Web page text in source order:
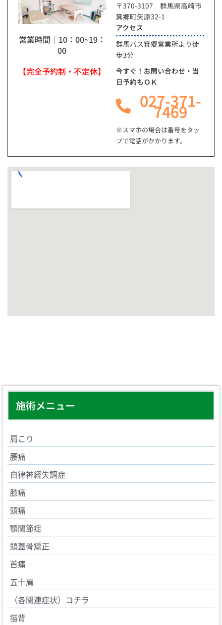
施術メニュー
肩こり
腰痛
自律神経失調症
膝痛
頭痛
顎関節症
頭蓋骨矯正
首痛
五十肩
（各関連症状）コチラ
猫背
営業時間｜10：00~19：
00
【完全予約制・不定休】
〒370-3107 群馬県高崎市
箕郷町矢原32-1
アクセス
群馬バス箕郷営業所より徒
歩3分
今すぐ！お問い合わせ・当
日予約もＯＫ
027-371-
7469
※スマホの場合は番号をタッ
プで電話がかかります。